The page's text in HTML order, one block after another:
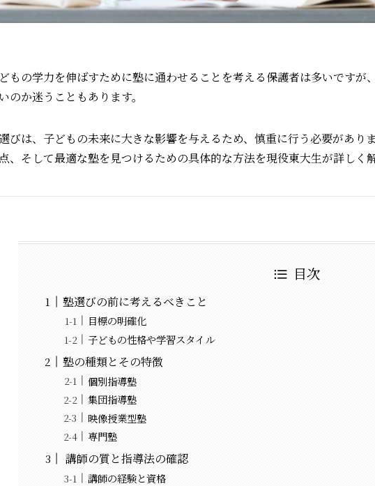
もの学力を伸ばすために塾に通わせることを考える保護者は多いです
のか迷うこともあります。
びは、子どもの未来に大きな影響を与えるため、慎重に行う必要があり
、そして最適な塾を見つけるための具体的な方法を現役東大生が詳しく解
目次
塾選びの前に考えるべきこと
目標の明確化
子どもの性格や学習スタイル
塾の種類とその特徴
個別指導塾
集団指導塾
映像授業型塾
専門塾
講師の質と指導法の確認
講師の経験と資格